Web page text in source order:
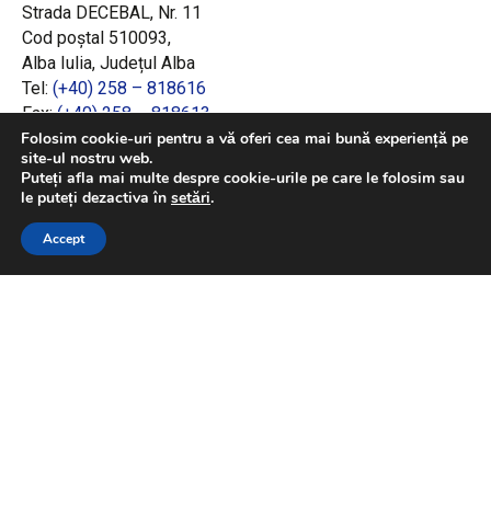
Strada DECEBAL, Nr. 11
Cod poștal 510093,
Alba Iulia, Județul Alba
Tel: (+40) 258 – 818616
Fax:(+40) 258 – 818613
Email:office@adrcentru.ro
LINK-URI RAPIDE
Consiliul European
Jurnalul Oficial al Uniunii Europene
Folosim cookie-uri pentru a vă oferi cea mai bună experiență pe
site-ul nostru web.
Puteți afla mai multe despre cookie-urile pe care le folosim sau
le puteți dezactiva în setări.
Accept